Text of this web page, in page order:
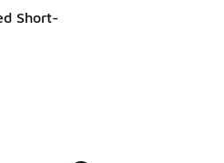
Short-